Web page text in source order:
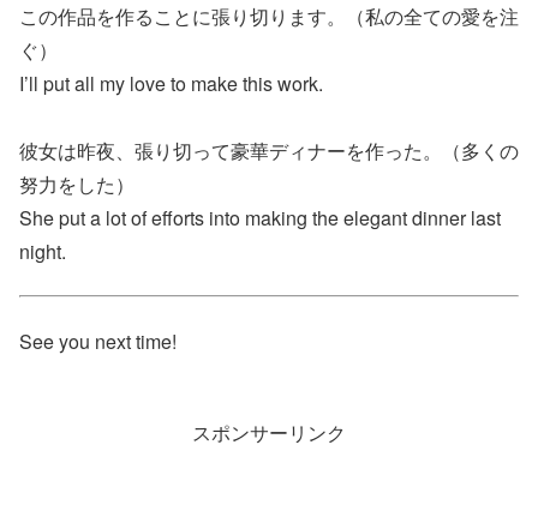
この作品を作ることに張り切ります。（私の全ての愛を注
ぐ）
I’ll put all my love to make this work.
彼女は昨夜、張り切って豪華ディナーを作った。（多くの
努力をした）
She put a lot of efforts into making the elegant dinner last
night.
See you next time!
スポンサーリンク